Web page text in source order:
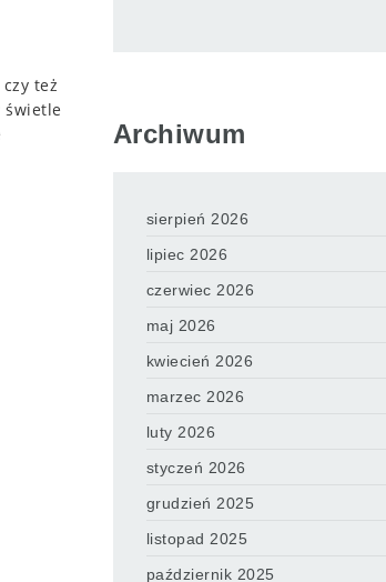
też
świetle
Archiwum
sierpień 2026
lipiec 2026
czerwiec 2026
maj 2026
kwiecień 2026
marzec 2026
luty 2026
styczeń 2026
grudzień 2025
listopad 2025
październik 2025